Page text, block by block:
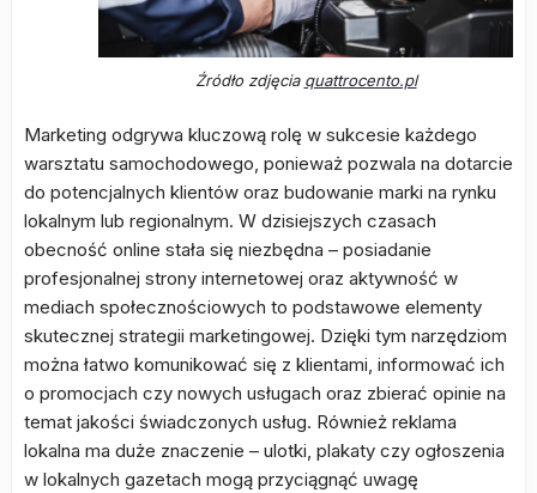
Źródło zdjęcia quattrocento.pl
Marketing odgrywa kluczową rolę w sukcesie każdego
warsztatu samochodowego, ponieważ pozwala na dotarcie
do potencjalnych klientów oraz budowanie marki na rynku
lokalnym lub regionalnym. W dzisiejszych czasach
obecność online stała się niezbędna – posiadanie
profesjonalnej strony internetowej oraz aktywność w
mediach społecznościowych to podstawowe elementy
skutecznej strategii marketingowej. Dzięki tym narzędziom
można łatwo komunikować się z klientami, informować ich
o promocjach czy nowych usługach oraz zbierać opinie na
temat jakości świadczonych usług. Również reklama
lokalna ma duże znaczenie – ulotki, plakaty czy ogłoszenia
w lokalnych gazetach mogą przyciągnąć uwagę